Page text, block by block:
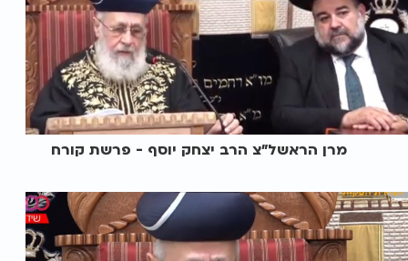
מרן הראשל"צ הרב יצחק יוסף - פרשת קורח